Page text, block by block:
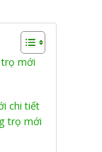
mới
chi tiết
trọ mới